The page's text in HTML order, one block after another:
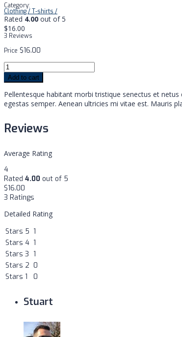
Category:
Clothing/T-shirts /
Rated 4.00 out of 5
$16.00
3 Reviews
Price $16.00
Add to cart
Pellentesque habitant morbi tristique senectus et
egestas semper. Aenean ultricies mi vitae est. Mauris
Reviews
Average Rating
4
Rated 4.00 out of 5
$16.00
3 Ratings
Detailed Rating
Stars 5 1
Stars 4 1
Stars 3 1
Stars 2 0
Stars 1
0
Stuart